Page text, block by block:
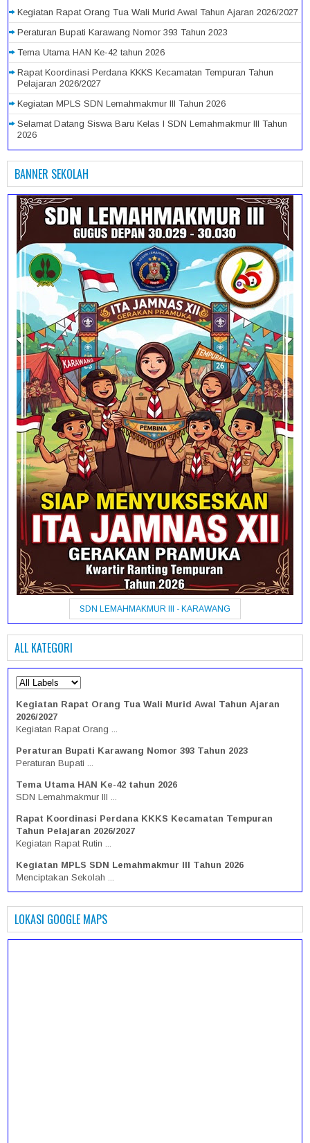
Kegiatan Rapat Orang Tua Wali Murid Awal Tahun Ajaran 2026/2027
Peraturan Bupati Karawang Nomor 393 Tahun 2023
Tema Utama HAN Ke-42 tahun 2026
Rapat Koordinasi Perdana KKKS Kecamatan Tempuran Tahun
Pelajaran 2026/2027
Kegiatan MPLS SDN Lemahmakmur III Tahun 2026
Selamat Datang Siswa Baru Kelas I SDN Lemahmakmur III Tahun
2026
BANNER SEKOLAH
SDN LEMAHMAKMUR III - KARAWANG
ALL KATEGORI
Kegiatan Rapat Orang Tua Wali Murid Awal Tahun Ajaran
2026/2027
Kegiatan Rapat Orang ...
Peraturan Bupati Karawang Nomor 393 Tahun 2023
Peraturan Bupati ...
Tema Utama HAN Ke-42 tahun 2026
SDN Lemahmakmur III ...
Rapat Koordinasi Perdana KKKS Kecamatan Tempuran
Tahun Pelajaran 2026/2027
Kegiatan Rapat Rutin ...
Kegiatan MPLS SDN Lemahmakmur III Tahun 2026
Menciptakan Sekolah ...
Selamat Datang Siswa ...
LOKASI GOOGLE MAPS